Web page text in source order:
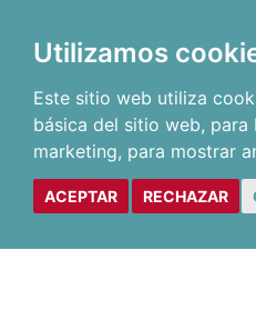
Utilizamos
Este sitio web utiliza
básica del sitio web, para
marketing, para mostrar
ACEPTAR RECHAZAR